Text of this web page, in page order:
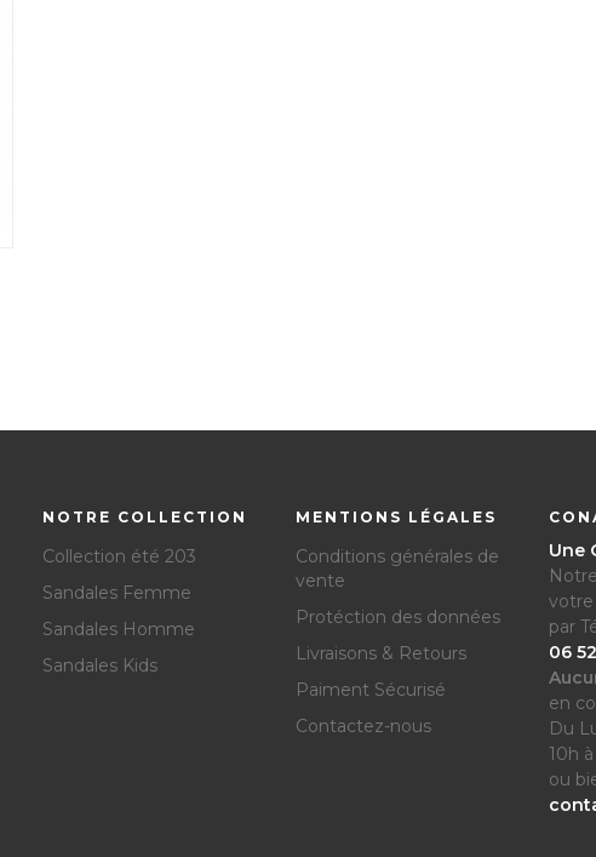
NOTRE COLLECTION
Collection été 203
Sandales Femme
Sandales Homme
Sandales Kids
MENTIONS LÉGALES
Conditions générales de
vente
Protéction des données
Livraisons & Retours
Paiment Sécurisé
Contactez-nous
Une
par
06
en
Du
10h à
ou